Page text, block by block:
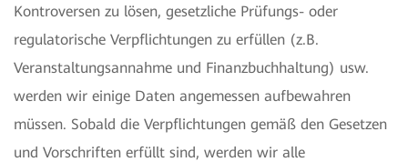
Kontroversen zu lösen, gesetzliche Prüfungs- oder
regulatorische Verpflichtungen zu erfüllen (z.B.
Veranstaltungsannahme und Finanzbuchhaltung) usw.
werden wir einige Daten angemessen aufbewahren
müssen. Sobald die Verpflichtungen gemäß den Gesetzen
und Vorschriften erfüllt sind, werden wir alle